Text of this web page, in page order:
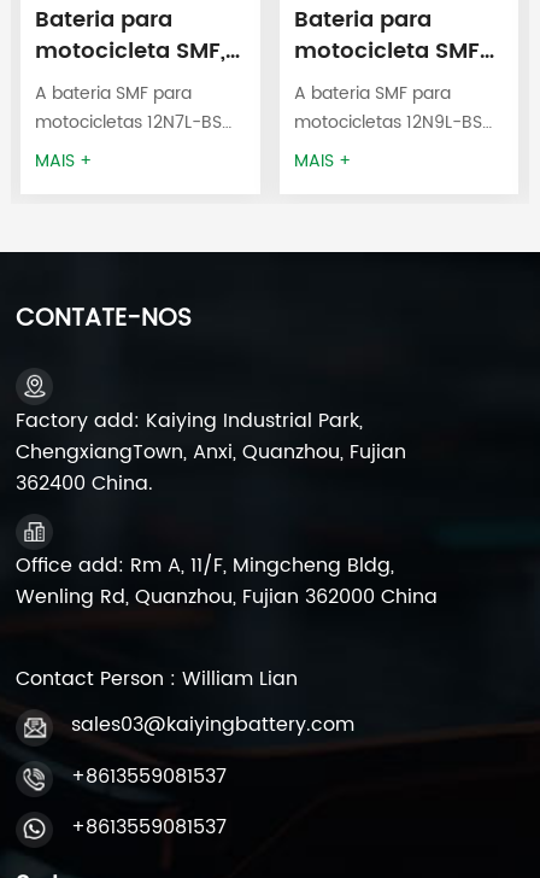
Bateria para
motocicleta SMF,
fabricante OEM,
modelo 12N7L-BS,
A bateria SMF para
motocicletas 12N7L-BS
12V7AH é
motos de neve,
embarcações,
equipamentos de
jardinagem, motores
elétricos, etc.
MAIS +
Bateria para
motocicleta SMF
12N9L-BS 12V9AH
A bateria SMF para
motocicletas 12N9L-BS
12V9AH é
equipamentos de
jardinagem, motores
elétricos, etc.
MAIS +
CONTATE-NOS
Factory add: Kaiying Industrial Park,
ChengxiangTown, Anxi, Quanzhou, Fujian
362400 China.
Office add: Rm A, 11/F, Mingcheng Bldg,
Wenling Rd, Quanzhou, Fujian 362000 China
Contact Person : William Lian
sales03@kaiyingbattery.com
+8613559081537
+8613559081537